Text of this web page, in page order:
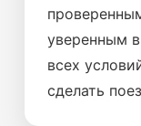
уверенным
всех
сделать